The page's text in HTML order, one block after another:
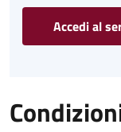
Accedi al